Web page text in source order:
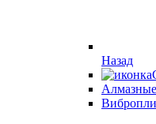
Назад